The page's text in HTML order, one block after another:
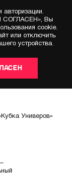
СОГЛАСЕН», Вы
cookie.
или отключить
устройства.